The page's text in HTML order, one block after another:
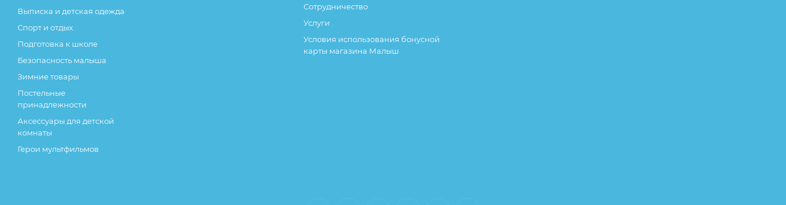
Выписка и детская одежда
Спорт и отдых
Подготовка к школе
Безопасность малыша
Зимние товары
Постельные
принадлежности
Аксессуары для детской
комнаты
Герои мультфильмов
Сотрудничество
Услуги
Условия использования бонусной
карты магазина Малыш